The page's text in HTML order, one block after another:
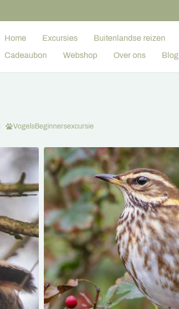
Home Excursies Buitenlandse reizen
Cadeaubon Webshop Over ons Blog
VogelsBeginnersexcursie